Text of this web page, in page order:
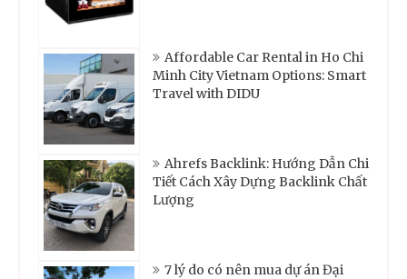
Affordable Car Rental in Ho Chi
Minh City Vietnam Options: Smart
Travel with DIDU
Ahrefs Backlink: Hướng Dẫn Chi
Tiết Cách Xây Dựng Backlink Chất
Lượng
7 lý do có nên mua dự án Đại